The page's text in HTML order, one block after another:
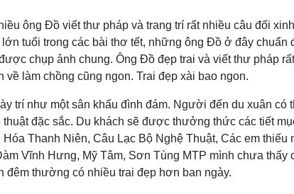
ông Đồ viết thư pháp và trang trí rất nhiều câu đối
tuổi trong các bài thơ tết, những ông Đồ ở đây chuẩn
chụp ảnh chung. Ông Đồ đẹp trai và viết thư pháp
về làm chồng cũng ngon. Trai đẹp xài bao ngon.
trí như một sân khấu đình đám. Người đến du xuân có
đặc sắc. Du khách sẽ được thưởng thức các tiết
Thanh Niên, Câu Lạc Bộ Nghệ Thuật, Các em thiếu
Vĩnh Hưng, Mỹ Tâm, Sơn Tùng MTP mình chưa thấy
đêm thường có nhiều trai đẹp hơn ban ngày.